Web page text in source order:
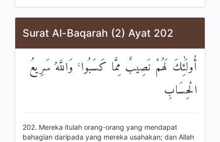
Surat Al-Baqarah (2) Ayat 202
أُولَٰئِكَ لَهُمْ نَصِيبٌ مِمَّا كَسَبُوا ۚ وَاللَّهُ سَرِيعُ
الْحِسَابِ
202. Mereka itulah orang-orang yang mendapat
bahagian daripada yang mereka usahakan; dan Allah